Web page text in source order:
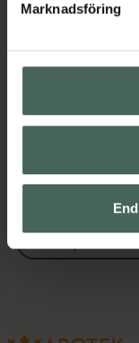
Marknadsföring
Instruktioner
Upptäck
Solskydd SPF
Solskydd för